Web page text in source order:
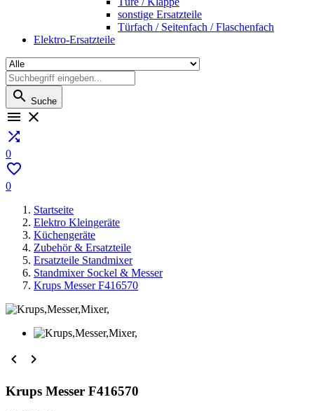
sonstige Ersatzteile
Türfach / Seitenfach / Flaschenfach
Elektro-Ersatzteile
 Suche
 

0

0
Startseite
Elektro Kleingeräte
Küchengeräte
Zubehör & Ersatzteile
Ersatzteile Standmixer
Standmixer Sockel & Messer
Krups Messer F416570
 
Krups Messer F416570